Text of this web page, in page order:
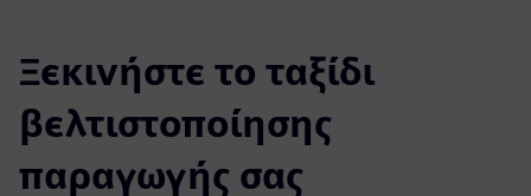
Ξεκινήστε το ταξίδι
βελτιστοποίησης
παραγωγής σας